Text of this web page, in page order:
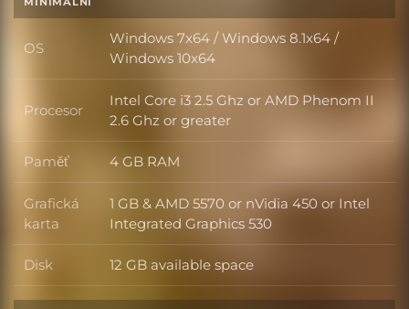
OS OS
Windows 7x64 / Windows 8.1x64 /
Windows 10x64
Procesor Procesor
Intel Core i3 2.5 Ghz or AMD Phenom II
2.6 Ghz or greater
Paměť Paměť
4 GB RAM
Grafická
karta
Grafická karta
1 GB & AMD 5570 or nVidia 450 or Intel
Integrated Graphics 530
Disk Disk
12 GB available space